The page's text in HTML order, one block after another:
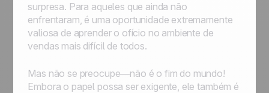
surpresa. Para aqueles que ainda não
enfrentaram, é uma oportunidade extremamente
valiosa de aprender o ofício no ambiente de
vendas mais difícil de todos.
Mas não se preocupe—não é o fim do mundo!
Embora o papel possa ser exigente, ele também é